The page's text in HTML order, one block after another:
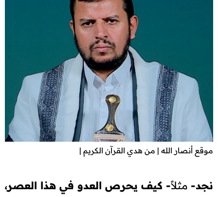
موقع أنصار الله | من هدي القرآن الكريم |
نجد-مثلاً- كيف يحرص العدو في هذا العصر،